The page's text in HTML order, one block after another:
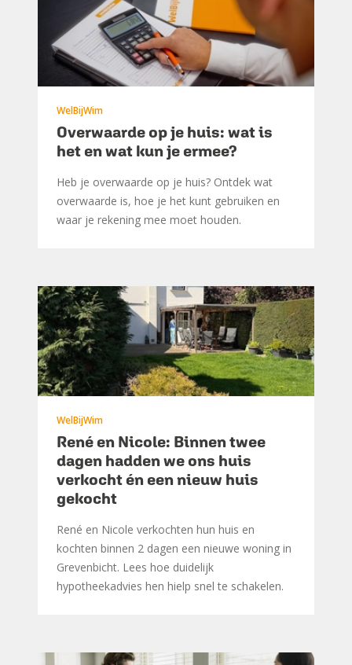
WelBijWim
Overwaarde op je huis: wat is
het en wat kun je ermee?
Heb je overwaarde op je huis? Ontdek wat
overwaarde is, hoe je het kunt gebruiken en
waar je rekening mee moet houden.
WelBijWim
René en Nicole: Binnen twee
dagen hadden we ons huis
verkocht én een nieuw huis
gekocht
René en Nicole verkochten hun huis en
kochten binnen 2 dagen een nieuwe woning in
Grevenbicht. Lees hoe duidelijk
hypotheekadvies hen hielp snel te schakelen.